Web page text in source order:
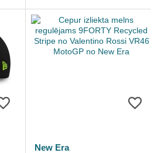
New Era